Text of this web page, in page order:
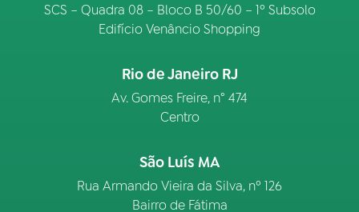
SCS – Quadra 08 – Bloco B 50/60 – 1º Subsolo
Edifício Venâncio Shopping
Rio de Janeiro RJ
Av. Gomes Freire, n° 474
Centro
São Luís MA
Rua Armando Vieira da Silva, nº 126
Bairro de Fátima